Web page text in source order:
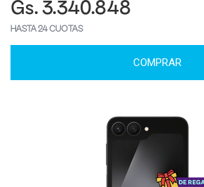
Gs. 3.340.848
HASTA 24 CUOTAS
COMPRAR